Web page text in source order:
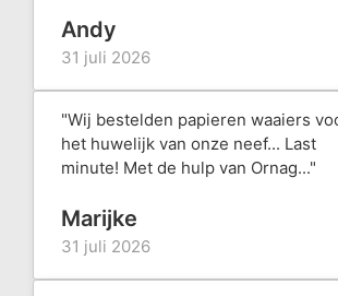
Andy
31 juli 2026
"Wij bestelden papieren waaiers
het huwelijk van onze neef... Last
minute! Met de hulp van Ornag..."
Marijke
31 juli 2026